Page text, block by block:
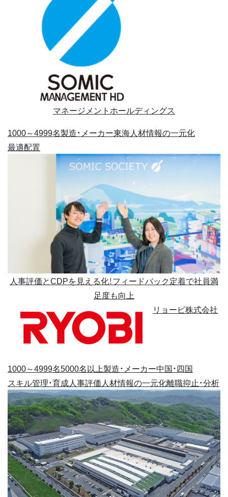
マネージメントホールディングス
1000～4999名製造・メーカー東海人材情報の一元化
最適配置
人事評価とCDPを見える化！フィードバック定着で社員満
足度も向上
リョービ株式会社
1000～4999名5000名以上製造・メーカー中国・四国
スキル管理・育成人事評価人材情報の一元化離職抑止・分析